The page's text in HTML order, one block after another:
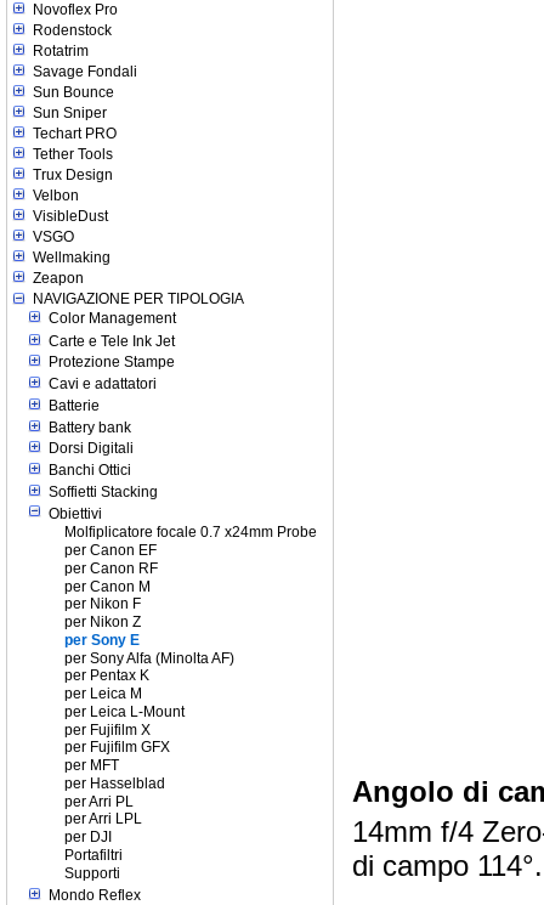
Novoflex Pro
Rodenstock
Rotatrim
Savage Fondali
Sun Bounce
Sun Sniper
Techart PRO
Tether Tools
Trux Design
Velbon
VisibleDust
VSGO
Wellmaking
Zeapon
NAVIGAZIONE PER TIPOLOGIA
Color Management
Carte e Tele Ink Jet
Protezione Stampe
Cavi e adattatori
Batterie
Battery bank
Dorsi Digitali
Banchi Ottici
Soffietti Stacking
Obiettivi
Molfiplicatore focale 0.7 x24mm Probe
per Canon EF
per Canon RF
per Canon M
per Nikon F
per Nikon Z
per Sony E
per Sony Alfa (Minolta AF)
per Pentax K
per Leica M
per Leica L-Mount
per Fujifilm X
per Fujifilm GFX
per MFT
per Hasselblad
per Arri PL
per Arri LPL
per DJI
Portafiltri
Supporti
Mondo Reflex
Angolo di
14mm f/4
di campo 114°.